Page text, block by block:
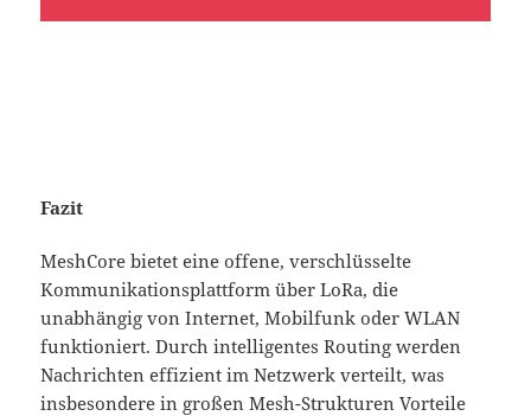
Fazit
MeshCore bietet eine offene, verschlüsselte
Kommunikationsplattform über LoRa, die
unabhängig von Internet, Mobilfunk oder WLAN
funktioniert. Durch intelligentes Routing werden
Nachrichten effizient im Netzwerk verteilt, was
insbesondere in großen Mesh-Strukturen Vorteile